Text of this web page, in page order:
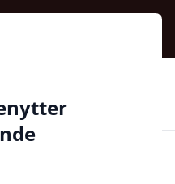
Kulturguide Siden
butikker